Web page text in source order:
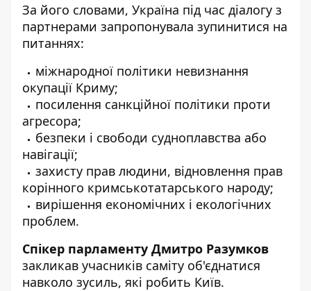
За його словами, Україна під час діалогу з
партнерами запропонувала зупинитися на
питаннях:
міжнародної політики невизнання
окупації Криму;
посилення санкційної політики проти
агресора;
безпеки і свободи судноплавства або
навігації;
захисту прав людини, відновлення прав
корінного кримськотатарського народу;
вирішення економічних і екологічних
проблем.
Спікер парламенту Дмитро Разумков
закликав учасників саміту об'єднатися
навколо зусиль, які робить Київ.